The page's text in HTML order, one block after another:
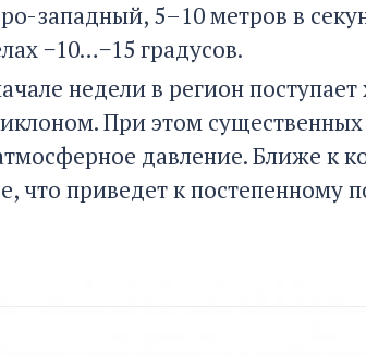
западный, 5–10 метров в
−10…−15 градусов.
недели в регион
При этом существенных
давление. Ближе к
что приведет к постепенному